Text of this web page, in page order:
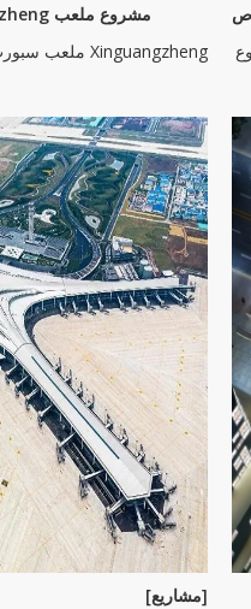
مشروع ملعب Xinguangzheng مسمن الصلب الرياضي
Xinguangzheng ملعب سبورت الصلب
[مشاريع]